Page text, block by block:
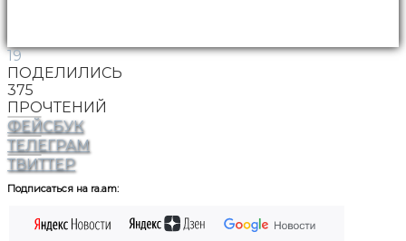
19
ПОДЕЛИЛИСЬ
375
ПРОЧТЕНИЙ
ФЕЙСБУК
ТЕЛЕГРАМ
ТВИТТЕР
Подписаться на ra.am: